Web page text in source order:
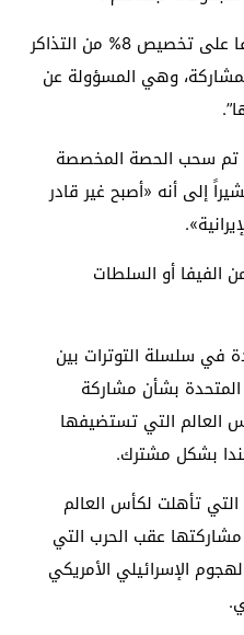
وأضاف البيان: “تنص لوائح الفيفا على تخصيص 8% من التذاكر
وهي المسؤولة عن
تم سحب الحصة المخصصة
إلى أنه «أصبح غير قادر
الفيفا أو السلطات
في سلسلة التوترات بين
المتحدة بشأن مشاركة
العالم التي تستضيفها
بشكل مشترك.
التي تأهلت لكأس العالم
مشاركتها عقب الحرب التي
الإسرائيلي الأمريكي